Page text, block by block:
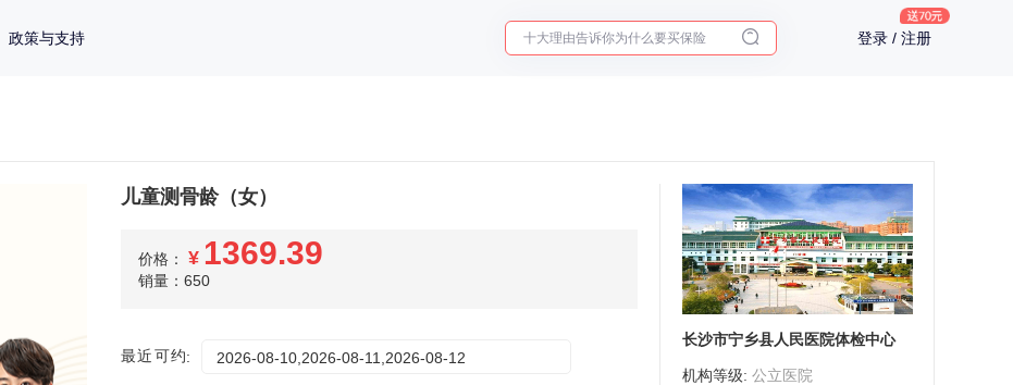
政策与支持 入职体检在线预约 登录 / 注册
儿童测骨龄（女）
价格： ¥ 1369.39
销量：650
最近可约: 2026-08-10,2026-08-11,2026-08-12
长沙市宁乡县人民医院体检中心
机构等级: 公立医院